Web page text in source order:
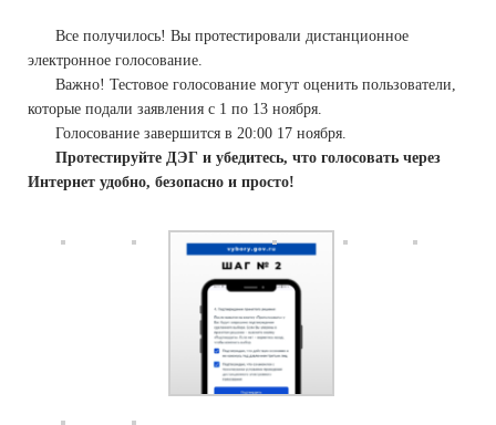
Все получилось! Вы протестировали дистанционное
электронное голосование.
Важно! Тестовое голосование могут оценить пользователи,
которые подали заявления с 1 по 13 ноября.
Голосование завершится в 20:00 17 ноября.
Протестируйте ДЭГ и убедитесь, что голосовать через
Интернет удобно, безопасно и просто!